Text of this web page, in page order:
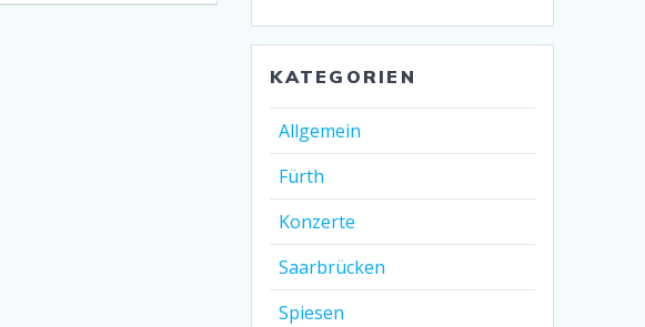
KATEGORIEN
Allgemein
Fürth
Konzerte
Saarbrücken
Spiesen